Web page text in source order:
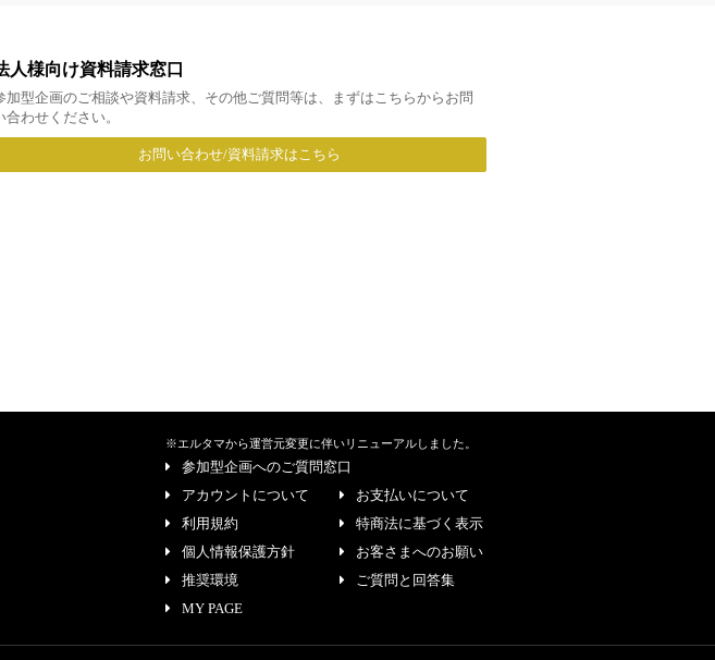
人様向け資料請求窓口
加型企画のご相談や資料請求、その他ご質問等は、まずはこちらからお問
合わせください。
お問い合わせ/資料請求はこちら
※エルタマから運営元変更に伴いリニューアルしました。
参加型企画へのご質問窓口
アカウントについて
お支払いについて
利用規約
特商法に基づく表示
個人情報保護方針
お客さまへのお願い
推奨環境
ご質問と回答集
MY PAGE